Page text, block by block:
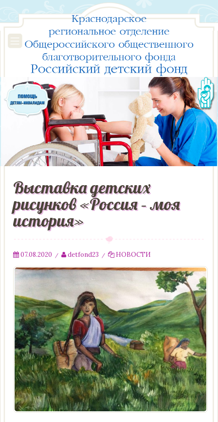
Выставка детских
рисунков «Россия – моя
история»
07.08.2020 / detfond23 / НОВОСТИ